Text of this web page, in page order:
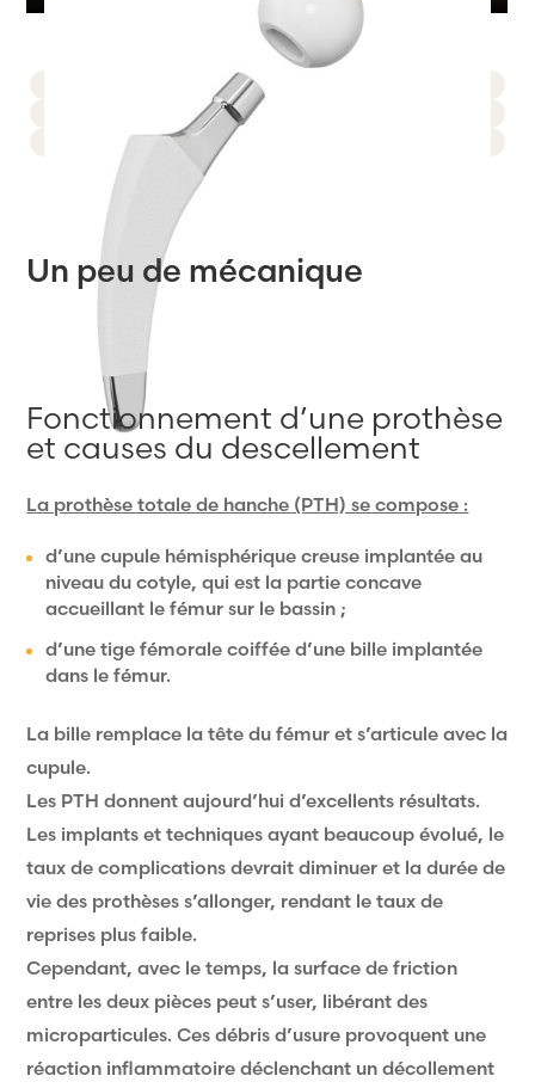
Un peu de mécanique
Fonctionnement d’une prothèse
et causes du descellement
La prothèse totale de hanche (PTH) se compose :
d’une cupule hémisphérique creuse implantée au
niveau du cotyle, qui est la partie concave
accueillant le fémur sur le bassin ;
d’une tige fémorale coiffée d’une bille implantée
dans le fémur.
La bille remplace la tête du fémur et s’articule avec la
cupule.
Les PTH donnent aujourd’hui d’excellents résultats.
Les implants et techniques ayant beaucoup évolué, le
taux de complications devrait diminuer et la durée de
vie des prothèses s’allonger, rendant le taux de
reprises plus faible.
Cependant, avec le temps, la surface de friction
entre les deux pièces peut s’user, libérant des
microparticules. Ces débris d’usure provoquent une
réaction inflammatoire déclenchant un décollement